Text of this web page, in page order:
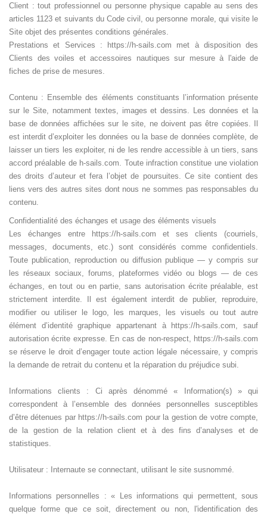
Client : tout professionnel ou personne physique capable au sens des
articles 1123 et suivants du Code civil, ou personne morale, qui visite le
Site objet des présentes conditions générales.
Prestations et Services : https://h-sails.com met à disposition des
Clients des voiles et accessoires nautiques sur mesure à l'aide de
fiches de prise de mesures.
Contenu : Ensemble des éléments constituants l’information présente
sur le Site, notamment textes, images et dessins. Les données et la
base de données affichées sur le site, ne doivent pas être copiées. Il
est interdit d’exploiter les données ou la base de données complète, de
laisser un tiers les exploiter, ni de les rendre accessible à un tiers, sans
accord préalable de h-sails.com. Toute infraction constitue une violation
des droits d’auteur et fera l’objet de poursuites. Ce site contient des
liens vers des autres sites dont nous ne sommes pas responsables du
contenu.
Confidentialité des échanges et usage des éléments visuels
Les échanges entre https://h-sails.com et ses clients (courriels,
messages, documents, etc.) sont considérés comme confidentiels.
Toute publication, reproduction ou diffusion publique — y compris sur
les réseaux sociaux, forums, plateformes vidéo ou blogs — de ces
échanges, en tout ou en partie, sans autorisation écrite préalable, est
strictement interdite. Il est également interdit de publier, reproduire,
modifier ou utiliser le logo, les marques, les visuels ou tout autre
élément d’identité graphique appartenant à https://h-sails.com, sauf
autorisation écrite expresse. En cas de non-respect, https://h-sails.com
se réserve le droit d’engager toute action légale nécessaire, y compris
la demande de retrait du contenu et la réparation du préjudice subi.
Informations clients : Ci après dénommé « Information(s) » qui
correspondent à l’ensemble des données personnelles susceptibles
d’être détenues par https://h-sails.com pour la gestion de votre compte,
de la gestion de la relation client et à des fins d’analyses et de
statistiques.
Utilisateur : Internaute se connectant, utilisant le site susnommé.
Informations personnelles : « Les informations qui permettent, sous
quelque forme que ce soit, directement ou non, l'identification des